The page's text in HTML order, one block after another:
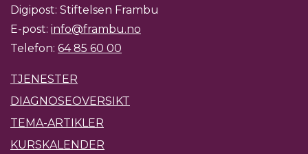
Digipost: Stiftelsen Frambu
E-post: info@frambu.no
Telefon: 64 85 60 00
TJENESTER
DIAGNOSEOVERSIKT
TEMA-ARTIKLER
KURSKALENDER